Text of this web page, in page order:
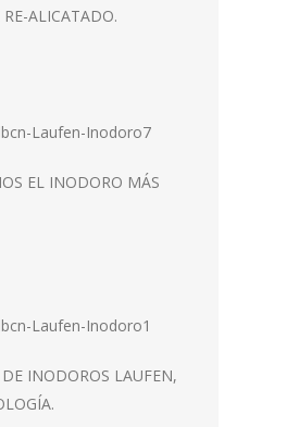
ALICATADO.
EL INODORO MÁS
INODOROS LAUFEN,